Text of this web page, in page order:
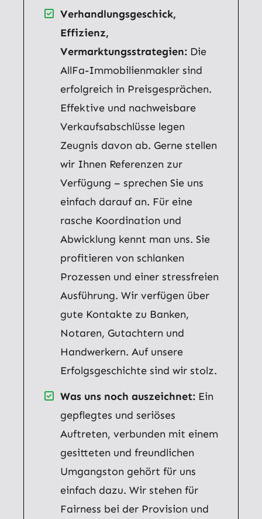
Verhandlungsgeschick,
Effizienz,
Vermarktungsstrategien: Die
AllFa-Immobilienmakler sind
erfolgreich in Preisgesprächen.
Effektive und nachweisbare
Verkaufsabschlüsse legen
Zeugnis davon ab. Gerne stellen
wir Ihnen Referenzen zur
Verfügung – sprechen Sie uns
einfach darauf an. Für eine
rasche Koordination und
Abwicklung kennt man uns. Sie
profitieren von schlanken
Prozessen und einer stressfreien
Ausführung. Wir verfügen über
gute Kontakte zu Banken,
Notaren, Gutachtern und
Handwerkern. Auf unsere
Erfolgsgeschichte sind wir stolz.
Was uns noch auszeichnet: Ein
gepflegtes und seriöses
Auftreten, verbunden mit einem
gesitteten und freundlichen
Umgangston gehört für uns
einfach dazu. Wir stehen für
Fairness bei der Provision und